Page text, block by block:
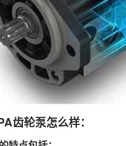
齿轮泵怎么样：